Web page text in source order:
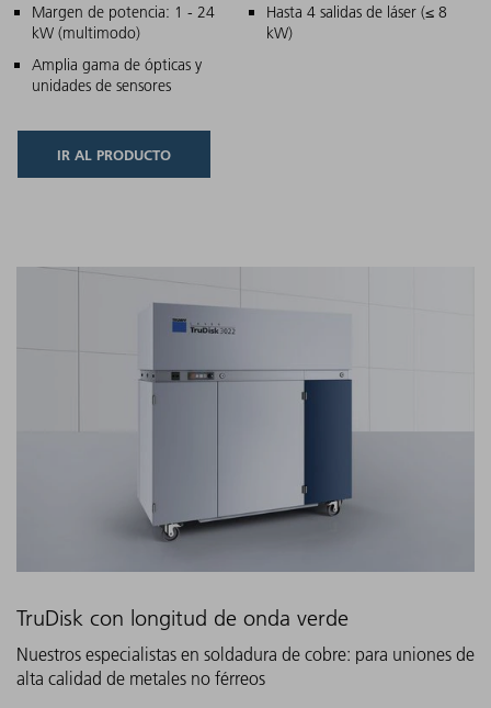
Características principales
Margen de potencia: 1 - 24
kW (multimodo)
Hasta 4 salidas de láser (≤ 8
kW)
Amplia gama de ópticas y
unidades de sensores
IR AL PRODUCTO
TruDisk con longitud de onda verde
Nuestros especialistas en soldadura de cobre: para uniones de
alta calidad de metales no férreos